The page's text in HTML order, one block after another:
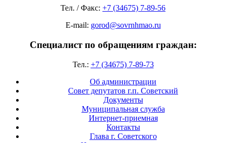
Тел. / Факс: +7 (34675) 7-89-56
E-mail: gorod@sovrnhmao.ru
Специалист по обращениям граждан:
Тел.: +7 (34675) 7-89-73
Об администрации
Совет депутатов г.п. Советский
Документы
Муниципальная служба
Интернет-приемная
Контакты
Глава г. Советского